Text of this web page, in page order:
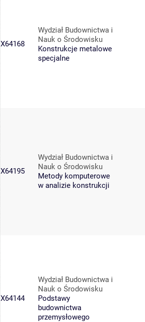
X64168
Wydział Budownictwa i
Nauk o Środowisku
Konstrukcje metalowe
specjalne
X64195
Wydział Budownictwa i
Nauk o Środowisku
Metody komputerowe
w analizie konstrukcji
X64144
Wydział Budownictwa i
Nauk o Środowisku
Podstawy
budownictwa
przemysłowego